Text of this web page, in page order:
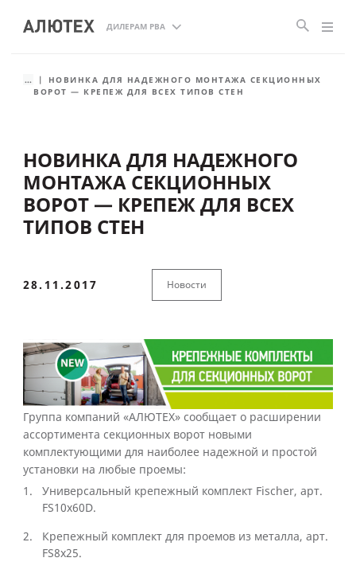
ДИЛЕРАМ РВА
...
НОВИНКА ДЛЯ НАДЕЖНОГО МОНТАЖА СЕКЦИОННЫХ
ВОРОТ — КРЕПЕЖ ДЛЯ ВСЕХ ТИПОВ СТЕН
НОВИНКА ДЛЯ НАДЕЖНОГО
МОНТАЖА СЕКЦИОННЫХ
ВОРОТ — КРЕПЕЖ ДЛЯ ВСЕХ
ТИПОВ СТЕН
28.11.2017 Новости
Группа компаний «АЛЮТЕХ» сообщает о расширении
ассортимента секционных ворот новыми
комплектующими для наиболее надежной и простой
установки на любые проемы:
Универсальный крепежный комплект Fischer, арт.
FS10x60D.
Крепежный комплект для проемов из металла, арт.
FS8х25.